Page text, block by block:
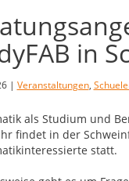
in
| Veranstaltungen,
als Studium und
findet in der
statt.